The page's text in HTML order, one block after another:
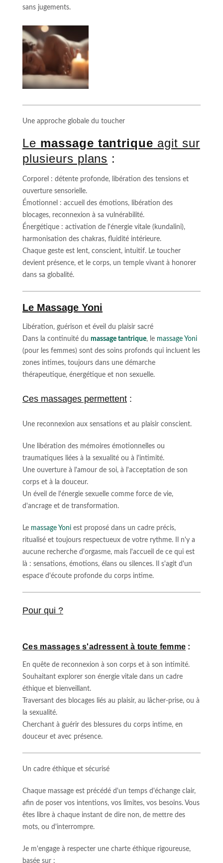
sans jugements.
Une approche globale du toucher
Le massage tantrique agit sur
plusieurs plans :
Corporel : détente profonde, libération des tensions et
ouverture sensorielle.
Émotionnel : accueil des émotions, libération des
blocages, reconnexion à sa vulnérabilité.
Énergétique : activation de l'énergie vitale (kundalini),
harmonisation des chakras, fluidité intérieure.
Chaque geste est lent, conscient, intuitif. Le toucher
devient présence, et le corps, un temple vivant à honorer
dans sa globalité.
Le Massage Yoni
Libération, guérison et éveil du plaisir sacré
Dans la continuité du massage tantrique, le massage Yoni
(pour les femmes) sont des soins profonds qui incluent les
zones intimes, toujours dans une démarche
thérapeutique, énergétique et non sexuelle.
Ces massages permettent :
Une reconnexion aux sensations et au plaisir conscient.
Une libération des mémoires émotionnelles ou
traumatiques liées à la sexualité ou à l'intimité.
Une ouverture à l'amour de soi, à l'acceptation de son
corps et à la douceur.
Un éveil de l'énergie sexuelle comme force de vie,
d'ancrage et de transformation.
Le massage Yoni est proposé dans un cadre précis,
ritualisé et toujours respectueux de votre rythme. Il n'y a
aucune recherche d'orgasme, mais l'accueil de ce qui est
là : sensations, émotions, élans ou silences. Il s'agit d'un
espace d'écoute profonde du corps intime.
Pour qui ?
Ces massages s'adressent à toute femme :
En quête de reconnexion à son corps et à son intimité.
Souhaitant explorer son énergie vitale dans un cadre
éthique et bienveillant.
Traversant des blocages liés au plaisir, au lâcher-prise, ou à
la sexualité.
Cherchant à guérir des blessures du corps intime, en
douceur et avec présence.
Un cadre éthique et sécurisé
Chaque massage est précédé d'un temps d'échange clair,
afin de poser vos intentions, vos limites, vos besoins. Vous
êtes libre à chaque instant de dire non, de mettre des
mots, ou d'interrompre.
Je m'engage à respecter une charte éthique rigoureuse,
basée sur :